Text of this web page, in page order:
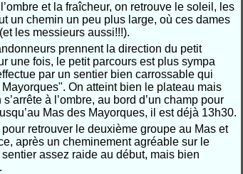
et la fraîcheur, on retrouve le soleil, les
un chemin un peu plus large, où ces dames
les messieurs aussi!!!).
prennent la direction du petit
une fois, le petit parcours est plus sympa
par un sentier bien carrossable qui
On atteint bien le plateau mais
à l’ombre, au bord d’un champ pour
Mas des Mayorques, il est déjà 13h30.
retrouver le deuxième groupe au Mas et
après un cheminement agréable sur le
assez raide au début, mais bien